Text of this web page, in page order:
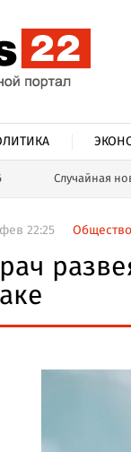
Случайная
22:25 Общество